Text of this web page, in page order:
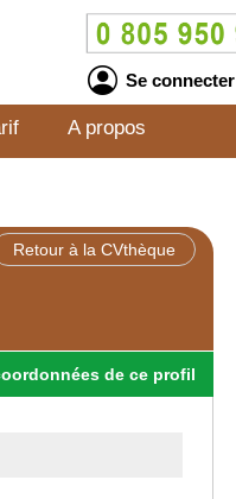
Se connecter
A propos
Retour à la CVthèque
de ce profil